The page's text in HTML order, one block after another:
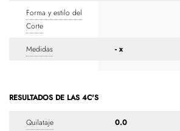
Forma y estilo del
Corte
Medidas - x
RESULTADOS DE LAS 4C'S
Quilataje 0.0